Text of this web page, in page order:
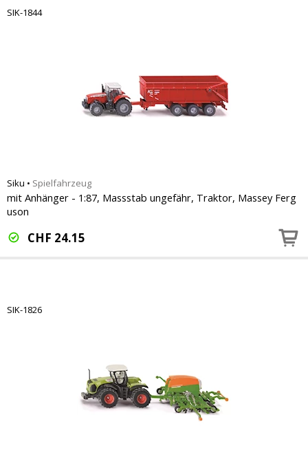
SIK-1844
Siku • Spielfahrzeug
mit Anhänger - 1:87, Massstab ungefähr, Traktor, Massey Ferg
uson
CHF 24.15
SIK-1826